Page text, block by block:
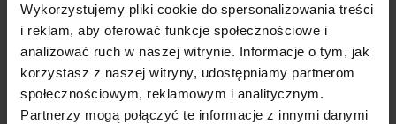
Wykorzystujemy pliki cookie do spersonalizowania treści
i reklam, aby oferować funkcje społecznościowe i
analizować ruch w naszej witrynie. Informacje o tym, jak
korzystasz z naszej witryny, udostępniamy partnerom
społecznościowym, reklamowym i analitycznym.
Partnerzy mogą połączyć te informacje z innymi danymi